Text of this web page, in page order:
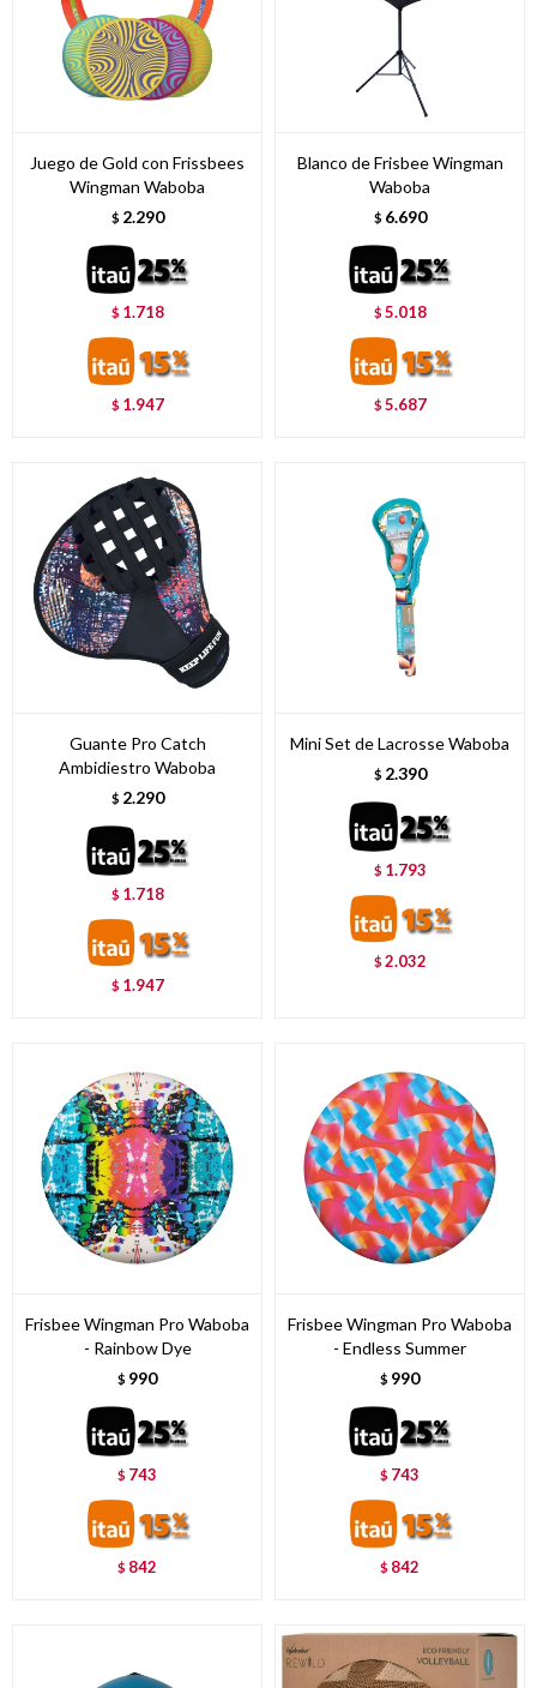
Juego de Gold con Frissbees
Wingman Waboba
$ 2.290
$ 1.718
$ 1.947
Blanco de Frisbee Wingman
Waboba
$ 6.690
$5.018
$5.687
Guante Pro Catch
Ambidiestro Waboba
$ 2.290
$ 1.718
$ 1.947
Mini Set de Lacrosse Waboba
$ 2.390
$ 1.793
$2.032
Frisbee Wingman Pro Waboba
- Rainbow Dye
$ 990
$ 743
$ 842
Frisbee Wingman Pro Waboba
- Endless Summer
$ 990
$ 743
$ 842